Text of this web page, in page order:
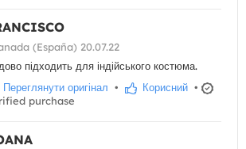
(España) 20.07.22
підходить для індійського костюма.
Переглянути оригінал • Корисний •
purchase